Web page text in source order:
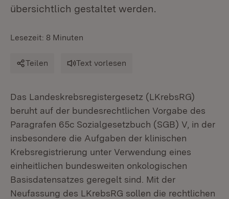
übersichtlich gestaltet werden.
Lesezeit: 8 Minuten
Teilen Text vorlesen
Das Landeskrebsregistergesetz (LKrebsRG)
beruht auf der bundesrechtlichen Vorgabe des
Paragrafen 65c Sozialgesetzbuch (SGB) V, in der
insbesondere die Aufgaben der klinischen
Krebsregistrierung unter Verwendung eines
einheitlichen bundesweiten onkologischen
Basisdatensatzes geregelt sind. Mit der
Neufassung des LKrebsRG sollen die rechtlichen